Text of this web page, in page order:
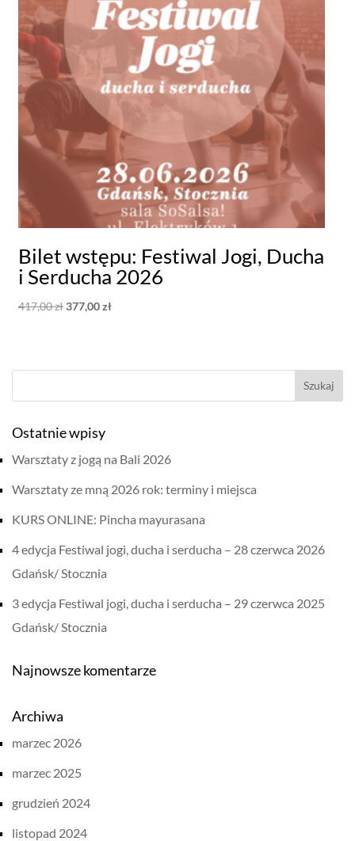
Bilet wstępu: Festiwal Jogi, Ducha
i Serducha 2026
417,00złPierwotna
377,00złAktualna
Ostatnie wpisy
Warsztaty z jogą na Bali 2026
Warsztaty ze mną 2026 rok: terminy i miejsca
KURS ONLINE: Pincha mayurasana
4 edycja Festiwal jogi, ducha i serducha – 28 czerwca 2026
Gdańsk/ Stocznia
3 edycja Festiwal jogi, ducha i serducha – 29 czerwca 2025
Gdańsk/ Stocznia
Najnowsze komentarze
Archiwa
marzec 2026
marzec 2025
grudzień 2024
listopad 2024